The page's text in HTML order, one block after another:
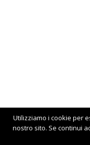
Utilizziamo i cookie per
nostro sito. Se continui